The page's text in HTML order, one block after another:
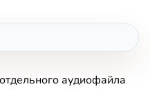
аудиофайла